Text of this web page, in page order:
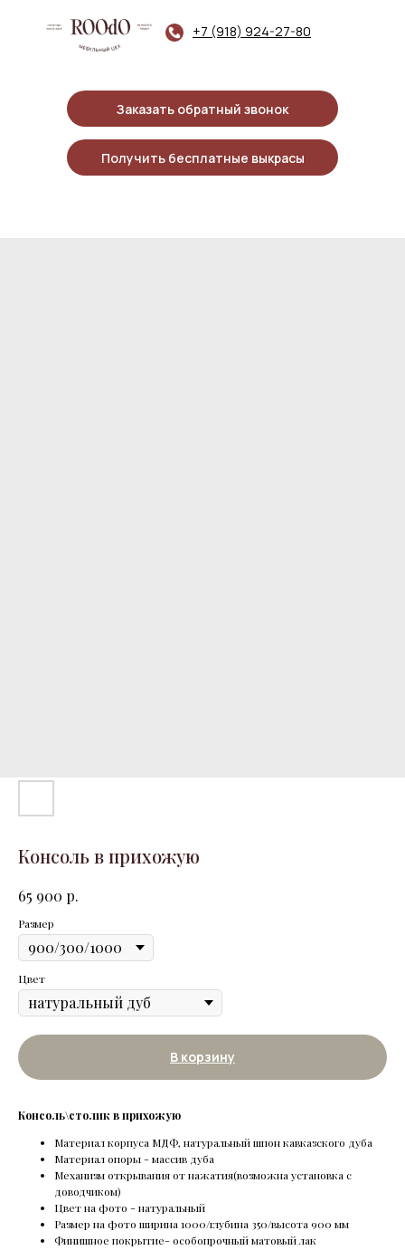
+7 (918) 924-27-80
Заказать обратный звонок
Получить бесплатные выкрасы
Консоль в прихожую
65 900 р.
Размер
Цвет
В корзину
Консоль\столик в прихожую
Материал корпуса МДФ, натуральный шпон кавказского дуба
Материал опоры - массив дуба
Механизм открывания от нажатия(возможна установка с
доводчиком)
Цвет на фото - натуральный
Размер на фото ширина 1000/глубина 350/высота 900 мм
Финишное покрытие- особопрочный матовый лак